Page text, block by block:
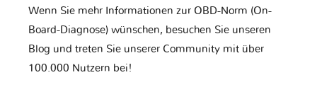
Wenn Sie mehr Informationen zur OBD-Norm (On-
Board-Diagnose) wünschen, besuchen Sie unseren
Blog und treten Sie unserer Community mit über
100.000 Nutzern bei!